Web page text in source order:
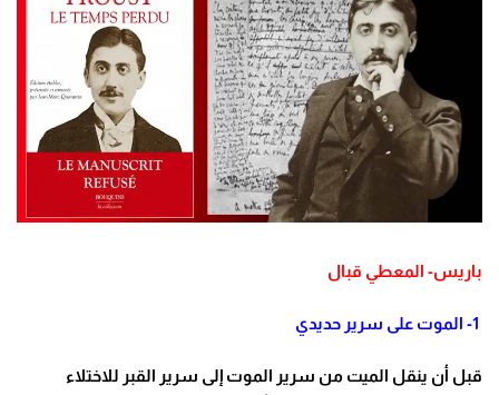
باريس- المعطي قبال
الموت على سرير حديدي
قبل أن ينقل الميت من سرير الموت إلى سرير القبر للاختلاء